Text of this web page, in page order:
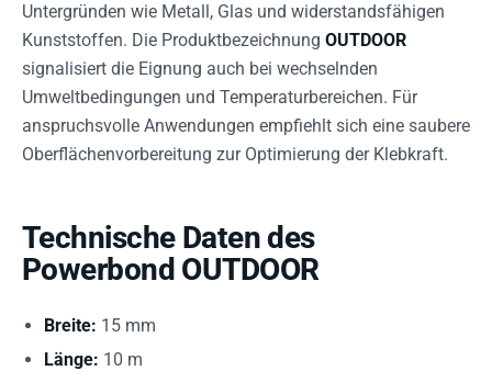
Untergründen wie Metall, Glas und widerstandsfähigen
Kunststoffen. Die Produktbezeichnung OUTDOOR
signalisiert die Eignung auch bei wechselnden
Umweltbedingungen und Temperaturbereichen. Für
anspruchsvolle Anwendungen empfiehlt sich eine saubere
Oberflächenvorbereitung zur Optimierung der Klebkraft.
Technische Daten des
Powerbond OUTDOOR
Breite: 15 mm
Länge: 10 m